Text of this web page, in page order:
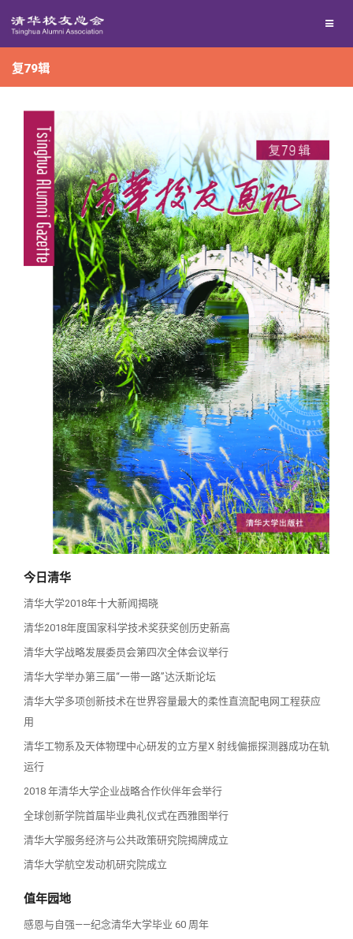
清华人物
清华故事
青春风采
校友文苑
校友讲坛
校友视界
校友服务
终身学习
信息化服务
三创大赛
实用信息
校友总会
总会简介
会长致辞
总会章程
理事会名单
制度法规
联系我们
关闭
复79辑
今日清华
清华大学2018年十大新闻揭晓
清华2018年度国家科学技术奖获奖创历史新高
清华大学战略发展委员会第四次全体会议举行
清华大学举办第三届“一带一路”达沃斯论坛
清华大学多项创新技术在世界容量最大的柔性直流配电网工程获应
用
清华工物系及天体物理中心研发的立方星X 射线偏振探测器成功在轨
运行
2018 年清华大学企业战略合作伙伴年会举行
全球创新学院首届毕业典礼仪式在西雅图举行
清华大学服务经济与公共政策研究院揭牌成立
清华大学航空发动机研究院成立
值年园地
感恩与自强——纪念清华大学毕业 60 周年